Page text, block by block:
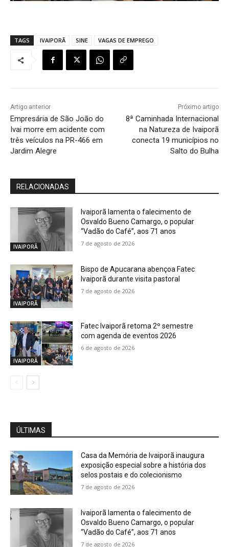
TAGS IVAIPORÃ SINE VAGAS DE EMPREGO
Artigo anterior
Empresária de São João do
Ivai morre em acidente com
três veículos na PR-466 em
Jardim Alegre
Próximo artigo
8ª Caminhada Internacional
na Natureza de Ivaiporã
conecta 19 municípios no
Salto do Bulha
RELACIONADAS
IVAIPORÃ
Ivaiporã lamenta o falecimento de
Osvaldo Bueno Camargo, o popular
“Vadão do Café”, aos 71 anos
7 de agosto de 2026
IVAIPORÃ
Bispo de Apucarana abençoa Fatec
Ivaiporã durante visita pastoral
7 de agosto de 2026
IVAIPORÃ
Fatec Ivaiporã retoma 2º semestre
com agenda de eventos 2026
6 de agosto de 2026
ÚLTIMAS
Casa da Memória de Ivaiporã inaugura
exposição especial sobre a história dos
selos postais e do colecionismo
7 de agosto de 2026
Ivaiporã lamenta o falecimento de
Osvaldo Bueno Camargo, o popular
“Vadão do Café”, aos 71 anos
7 de agosto de 2026